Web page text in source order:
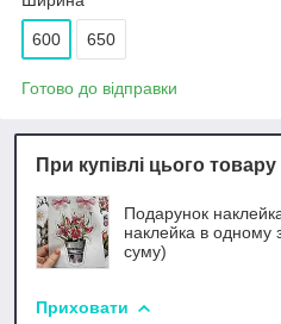
600 650
Готово до відправки
При купівлі цього
Подарунок
наклейка в одному
суму)
Приховати